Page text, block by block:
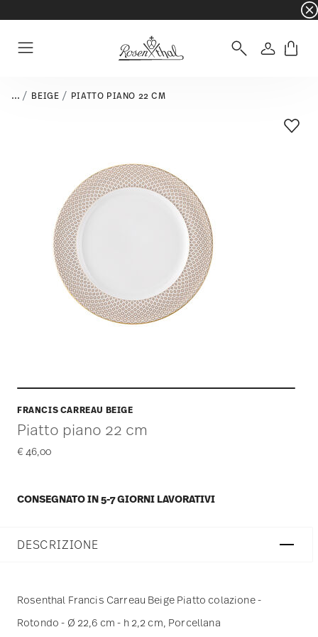
☀️ Summer SALE su articoli e collezioni
Accedi
... BEIGE PIATTO PIANO 22 CM
FRANCIS CARREAU BEIGE
Piatto piano 22 cm
€ 46,00
CONSEGNATO IN 5-7 GIORNI LAVORATIVI
Lista
DESCRIZIONE
Rosenthal Francis Carreau Beige Piatto colazione -
Rotondo - Ø 22,6 cm - h 2,2 cm, Porcellana